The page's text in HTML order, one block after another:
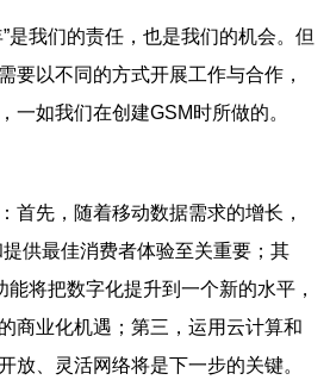
是我们的责任，也是我们的机会。但
要以不同的方式开展工作与合作，
一如我们在创建GSM时所做的。
首先，随着移动数据需求的增长，
供最佳消费者体验至关重要；其
将把数字化提升到一个新的水平，
商业化机遇；第三，运用云计算和
放、灵活网络将是下一步的关键。